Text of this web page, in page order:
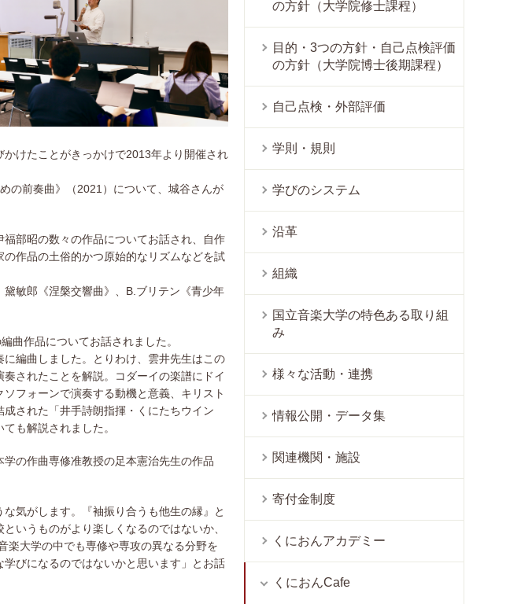
けたことがきっかけで2013年より開催され
の前奏曲》（2021）について、城谷さんが
部昭の数々の作品についてお話され、自作
作品の土俗的かつ原始的なリズムなどを試
敏郎《涅槃交響曲》、B.ブリテン《青少年
曲作品についてお話されました。
編曲しました。とりわけ、雲井先生はこの
されたことを解説。コダーイの楽譜にドイ
フォーンで演奏する動機と意義、キリスト
された「井手詩朗指揮・くにたちウイン
も解説されました。
の作曲専修准教授の足本憲治先生の作品
気がします。『袖振り合うも他生の縁』と
いうものがより楽しくなるのではないか、
楽大学の中でも専修や専攻の異なる分野を
びになるのではないかと思います」とお話
の方針（大学院修士課程）
目的・3つの方針・自己点検評価
の方針（大学院博士後期課程）
自己点検・外部評価
学則・規則
学びのシステム
沿革
組織
国立音楽大学の特色ある取り組
み
様々な活動・連携
情報公開・データ集
関連機関・施設
寄付金制度
くにおんアカデミー
くにおんCafe